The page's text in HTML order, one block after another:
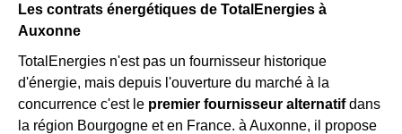
Les contrats énergétiques de TotalEnergies à
Auxonne
TotalEnergies n'est pas un fournisseur historique
d'énergie, mais depuis l'ouverture du marché à la
concurrence c'est le premier fournisseur alternatifdans
la région Bourgogne et en France. à Auxonne, il propose